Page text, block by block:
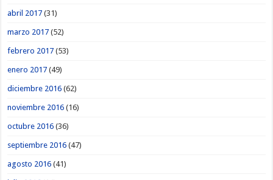
abril 2017 (31)
marzo 2017 (52)
febrero 2017 (53)
enero 2017 (49)
diciembre 2016 (62)
noviembre 2016 (16)
octubre 2016 (36)
septiembre 2016 (47)
agosto 2016 (41)